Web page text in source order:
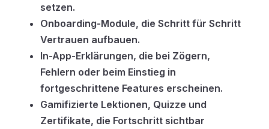
setzen.
Onboarding-Module, die Schritt für Schritt
Vertrauen aufbauen.
In-App-Erklärungen, die bei Zögern,
Fehlern oder beim Einstieg in
fortgeschrittene Features erscheinen.
Gamifizierte Lektionen, Quizze und
Zertifikate, die Fortschritt sichtbar